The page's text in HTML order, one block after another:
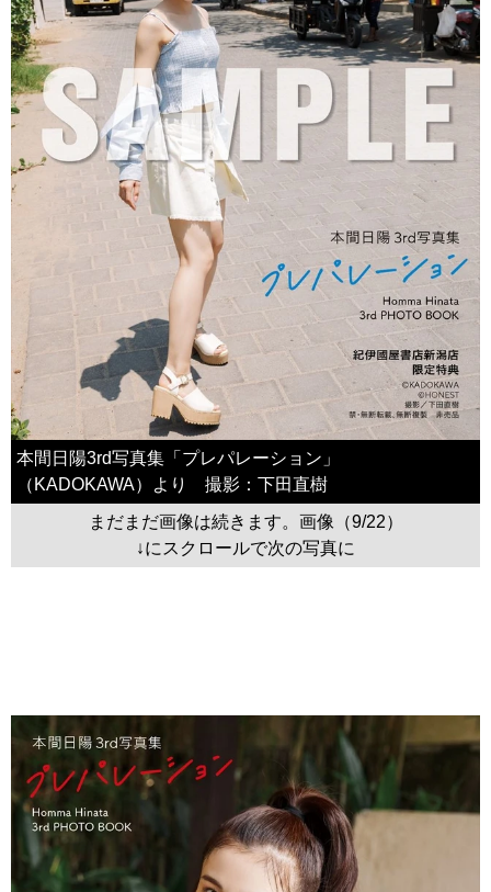
本間日陽3rd写真集「プレパレーション」
（KADOKAWA）より 撮影：下田直樹
まだまだ画像は続きます。画像（9/22）
↓にスクロールで次の写真に